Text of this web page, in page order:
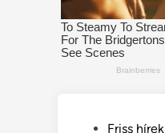
PostedFriss hírek